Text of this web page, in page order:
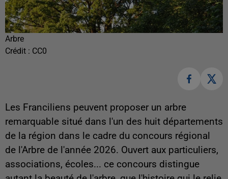
Arbre
Crédit : CC0
Les Franciliens peuvent proposer un arbre
remarquable situé dans l'un des huit départements
de la région dans le cadre du concours régional
de l'Arbre de l'année 2026. Ouvert aux particuliers,
associations, écoles... ce concours distingue